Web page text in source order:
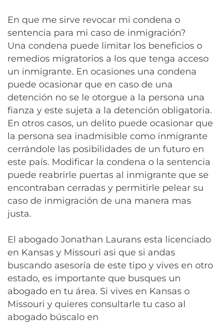
En que me sirve revocar mi condena o
sentencia para mi caso de inmigración?
Una condena puede limitar los beneficios o
remedios migratorios a los que tenga acceso
un inmigrante. En ocasiones una condena
puede ocasionar que en caso de una
detención no se le otorgue a la persona una
fianza y este sujeta a la detención obligatoria.
En otros casos, un delito puede ocasionar que
la persona sea inadmisible como inmigrante
cerrándole las posibilidades de un futuro en
este país. Modificar la condena o la sentencia
puede reabrirle puertas al inmigrante que se
encontraban cerradas y permitirle pelear su
caso de inmigración de una manera mas
justa.
El abogado Jonathan Laurans esta licenciado
en Kansas y Missouri asi que si andas
buscando asesoría de este tipo y vives en otro
estado, es importante que busques un
abogado en tu área. Si vives en Kansas o
Missouri y quieres consultarle tu caso al
abogado búscalo en